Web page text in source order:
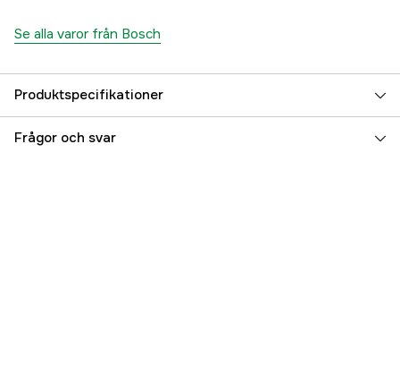
Se alla varor från Bosch
Produktspecifikationer
Global Garanti yes
Frågor och svar